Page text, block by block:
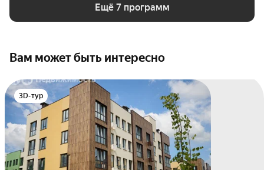
Ещё 7 программ
Вам может быть интересно
3D-тур